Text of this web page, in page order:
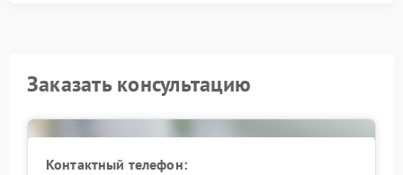
Заказать консультацию
Контактный телефон: